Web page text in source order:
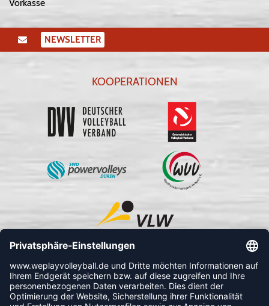
Vorkasse
NEWSLETTER
KOOPERATIONEN
FOLLOW US